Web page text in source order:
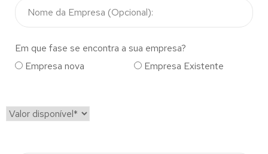
Em que fase se encontra a sua empresa?
Empresa nova
Empresa Existente